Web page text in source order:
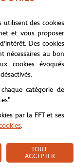
œillets d'aération
s'adaptera à
réglable avec clip.
intérieures
attachement
pratique du
utilisent des cookies
et vous proposer
Des cookies
nécessaires au bon
cookies évoqués
catégorie de
par la FFT et ses
.
TOUT
ACCEPTER